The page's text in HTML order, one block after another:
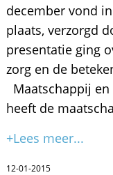
december vond
plaats, verzorgd
presentatie ging
zorg en de
Maatschappij
heeft de
+Lees meer...
12-01-2015